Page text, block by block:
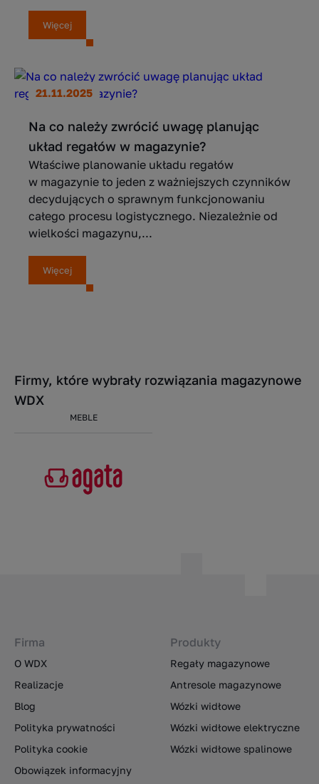
Więcej
21.11.2025
Na co należy zwrócić uwagę planując
układ regałów w magazynie?
Właściwe planowanie układu regałów
w magazynie to jeden z ważniejszych czynników
decydujących o sprawnym funkcjonowaniu
całego procesu logistycznego. Niezależnie od
wielkości magazynu,...
Więcej
Firmy, które wybrały rozwiązania magazynowe
WDX
MEBLE
Firma
O WDX
Realizacje
Blog
Polityka prywatności
Polityka cookie
Obowiązek informacyjny
Produkty
Regały magazynowe
Antresole magazynowe
Wózki widłowe
Wózki widłowe elektryczne
Wózki widłowe spalinowe